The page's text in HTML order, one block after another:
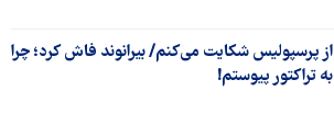
از پرسپولیس شکایت می‌کنم/ بیرانوند فاش کرد؛ چرا
به تراکتور پیوستم!